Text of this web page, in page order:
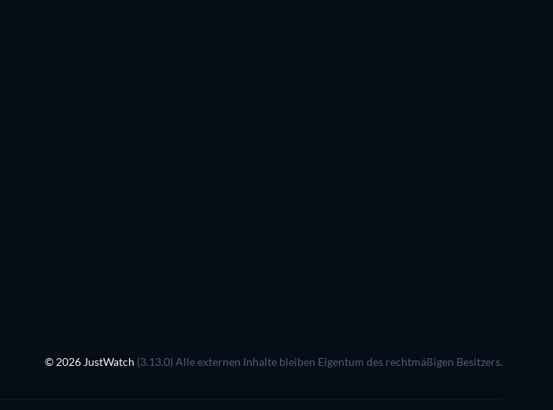
© 2026 JustWatch (3.13.0) Alle externen Inhalte bleiben Eigentum des rechtmäßigen Besitzers.